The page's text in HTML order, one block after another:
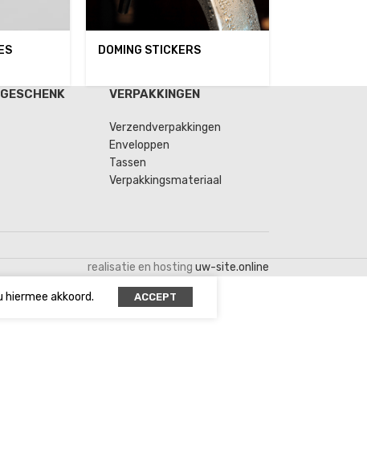
DOMING STICKERS
VERPAKKINGEN
Verzendverpakkingen
Enveloppen
Tassen
Verpakkingsmateriaal
realisatie en hosting uw-site.online
akkoord. ACCEPT